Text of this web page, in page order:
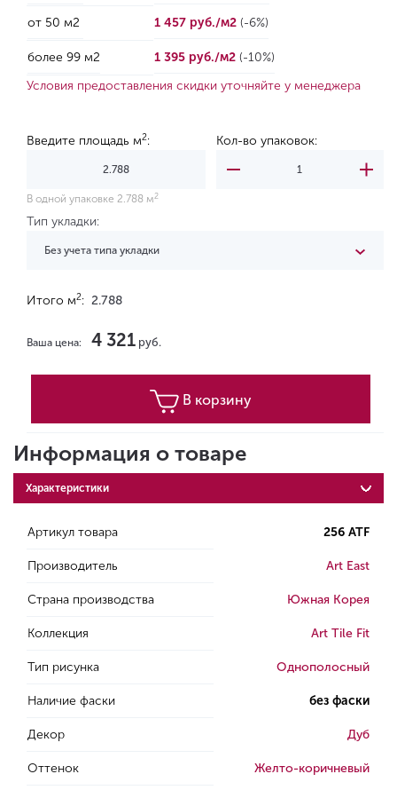
от 50 м2 1 457 руб./м2 (-6%)
более 99 м2 1 395 руб./м2 (-10%)
Условия предоставления скидки уточняйте у менеджера
Введите площадь м2: Кол-во упаковок:
В одной упаковке 2.788 м 2
Тип укладки:
Без учета типа укладки
Итого м2: 2.788
Ваша цена: 4 321 руб.
В корзину
Информация о товаре
Характеристики
Артикул товара 256 ATF
Производитель Art East
Страна производства Южная Корея
Коллекция Art Tile Fit
Тип рисунка Однополосный
Наличие фаски без фаски
Декор Дуб
Оттенок Желто-коричневый